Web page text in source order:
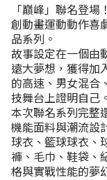
「巔峰」聯名登
創動畫運動動作喜
品系列。
故事設定在一個由
遠大夢想，獲得加
的高速、男女混合
技舞台上證明自己。
本次聯名系列完整
機能面料與潮流設
球衣、籃球球衣、
褲、毛巾、鞋袋、
格與實戰性能的夢